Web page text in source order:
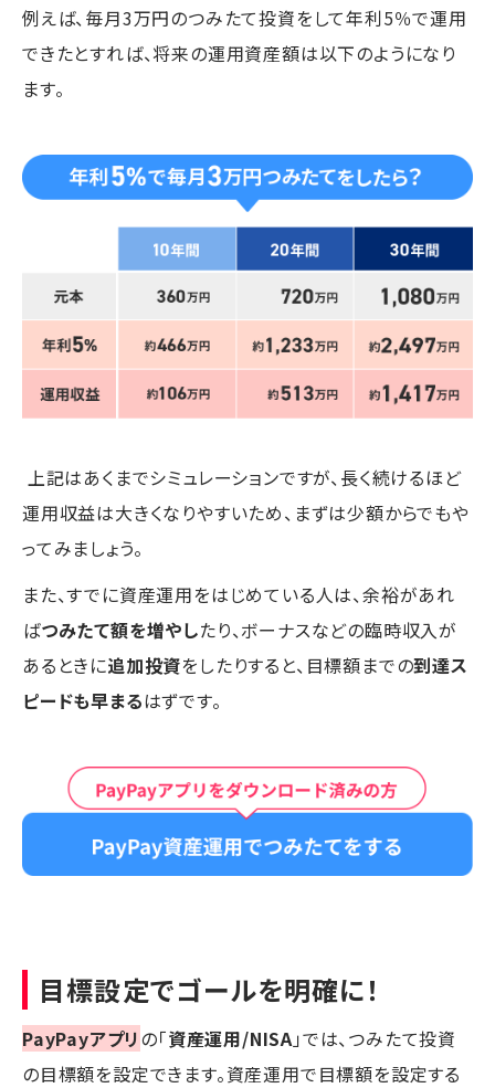
例えば、毎月3万円のつみたて投資をして年利5％で運用
できたとすれば、将来の運用資産額は以下のようになり
ます。
上記はあくまでシミュレーションですが、長く続けるほど
運用収益は大きくなりやすいため、まずは少額からでもや
ってみましょう。
また、すでに資産運用をはじめている人は、余裕があれ
ばつみたて額を増やしたり、ボーナスなどの臨時収入が
あるときに追加投資をしたりすると、目標額までの到達ス
ピードも早まるはずです。
目標設定でゴールを明確に！
PayPayアプリの「資産運用/NISA」では、つみたて投資
の目標額を設定できます。資産運用で目標額を設定する